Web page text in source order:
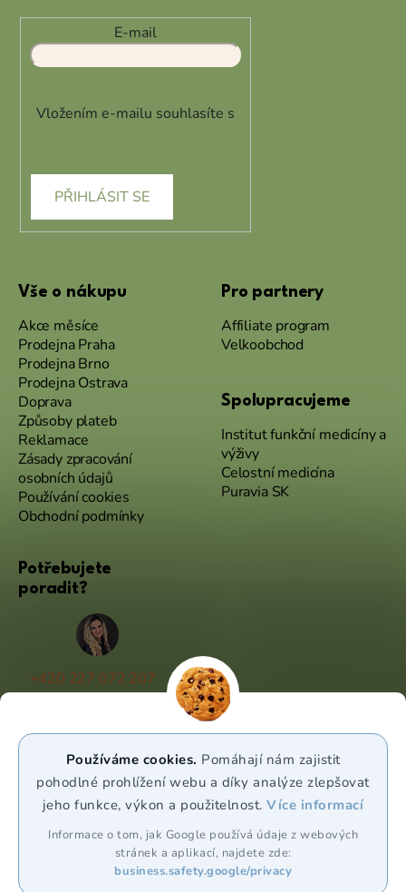
Používáme cookies. Pomáhají nám zajistit
pohodlné prohlížení webu a díky analýze zlepšovat
jeho funkce, výkon a použitelnost.Více informací
Informace o tom, jak Google používá údaje z webových
stránek a aplikací, najdete zde:
business.safety.google/privacy
E-mail
Vložením e-mailu souhlasíte s
PŘIHLÁSIT SE
Vše o nákupu
Akce měsíce
Prodejna Praha
Prodejna Brno
Prodejna Ostrava
Doprava
Způsoby plateb
Reklamace
Zásady zpracování
osobních údajů
Používání cookies
Obchodní podmínky
Pro partnery
Affiliate program
Velkoobchod
Spolupracujeme
Institut funkční medicíny a
výživy
Celostní medicína
Puravia SK
Potřebujete
poradit?
+420 227 072 207
(Po - Pá 9:00 - 17:00)
WhatsApp